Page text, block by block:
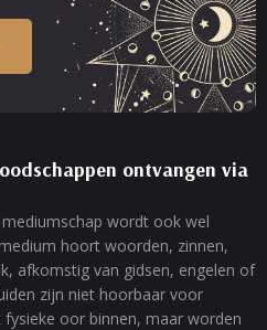
ontvangen via
wordt ook wel
hoort woorden, zinnen,
afkomstig van gidsen, engelen of
zijn niet hoorbaar voor
oor binnen, maar worden